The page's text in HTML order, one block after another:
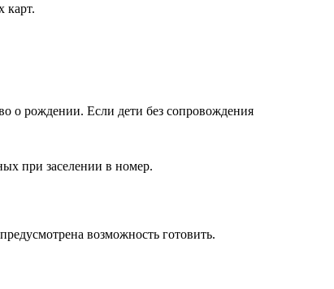
карт.
о рождении. Если дети без сопровождения
при заселении в номер.
возможность готовить.